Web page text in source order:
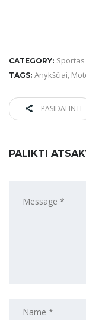
CATEGORY: Sportas
TAGS: Anykščiai,
PASIDALINTI
PALIKTI